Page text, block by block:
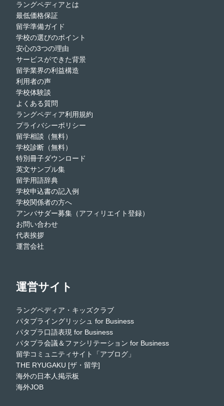
ラングペディアとは
最低価格保証
留学準備ガイド
学校の選びのポイント
安心の3つの理由
サービスができた背景
留学業界の利益構造
利用者の声
学校体験談
よくある質問
ラングペディア利用規約
プライバシーポリシー
留学相談（無料）
学校診断（無料）
特別冊子ダウンロード
英文サンプル集
留学用語辞典
学校申込書の記入例
学校関係者の方へ
アンバサダー募集（アフィリエイト登録）
お問い合わせ
代表挨拶
運営会社
運営サイト
ラングペディア・キッズクラブ
パタプライングリッシュ for Business
パタプラ口語表現 for Business
パタプラ会議＆ファシリテーション for Business
留学コミュニティサイト「アブログ」
THE RYUGAKU [ザ・留学]
海外の日本人掲示板
海外JOB